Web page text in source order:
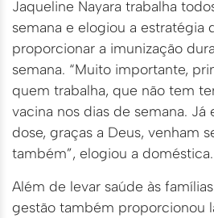
Jaqueline Nayara trabalha
semana e elogiou a estratégia
proporcionar a imunização
semana. “Muito importante,
quem trabalha, que não tem
vacina nos dias de semana. Já
dose, graças a Deus, venham
também”, elogiou a doméstica.
Além de levar saúde às
gestão também proporcionou